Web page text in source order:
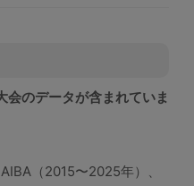
会のデータが含まれていま
（2015〜2025年）、